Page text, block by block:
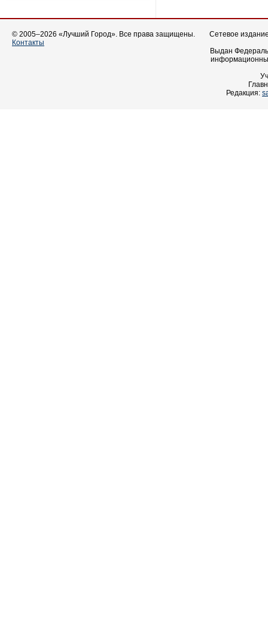
© 2005–2026 «Лучший Город». Все права защищены.
Контакты
Сетевое
Выдан
Редакция: